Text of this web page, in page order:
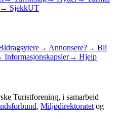
→ SjekkUT
→ Annonsere?→ Bli
Informasjonskapsler→ Hjelp
Turistforening, i samarbeid
, Miljødirektoratet og